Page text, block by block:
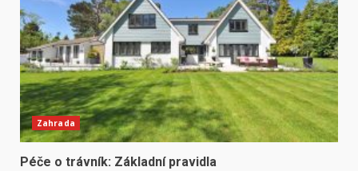
Zahrada
Péče o trávník: Základní pravidla